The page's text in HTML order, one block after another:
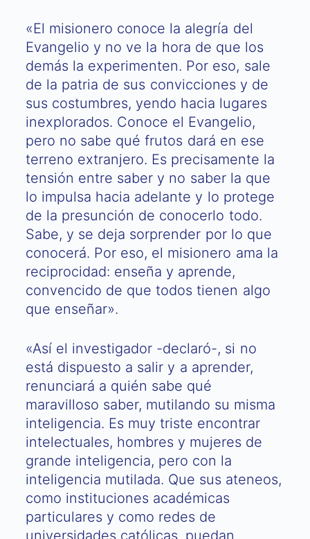
«El misionero conoce la alegría del
Evangelio y no ve la hora de que los
demás la experimenten. Por eso, sale
de la patria de sus convicciones y de
sus costumbres, yendo hacia lugares
inexplorados. Conoce el Evangelio,
pero no sabe qué frutos dará en ese
terreno extranjero. Es precisamente la
tensión entre saber y no saber la que
lo impulsa hacia adelante y lo protege
de la presunción de conocerlo todo.
Sabe, y se deja sorprender por lo que
conocerá. Por eso, el misionero ama la
reciprocidad: enseña y aprende,
convencido de que todos tienen algo
que enseñar».
«Así el investigador -declaró-, si no
está dispuesto a salir y a aprender,
renunciará a quién sabe qué
maravilloso saber, mutilando su misma
inteligencia. Es muy triste encontrar
intelectuales, hombres y mujeres de
grande inteligencia, pero con la
inteligencia mutilada. Que sus ateneos,
como instituciones académicas
particulares y como redes de